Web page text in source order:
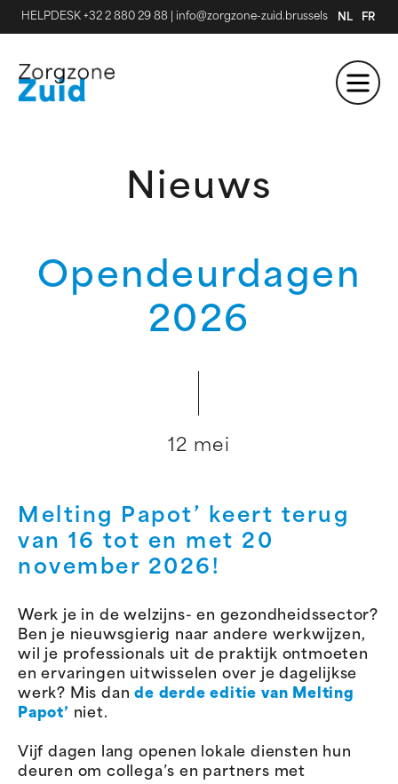
HELPDESK +32 2 880 29 88 info@zorgzone-zuid.brussels NL FR
Nieuws
Opendeurdagen
2026
12 mei
Melting Papot’ keert terug
van 16 tot en met 20
november 2026!
Werk je in de welzijns- en gezondheidssector?
Ben je nieuwsgierig naar andere werkwijzen,
wil je professionals uit de praktijk ontmoeten
en ervaringen uitwisselen over je dagelijkse
werk? Mis dande derde editie van Melting
Papot’ niet.
Vijf dagen lang openen lokale diensten hun
deuren om collega’s en partners met